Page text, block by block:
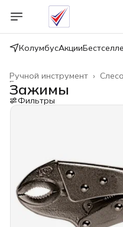
КолумбусАкции
Ручной инструмент ›
Главная
Зажимы
Фильтры